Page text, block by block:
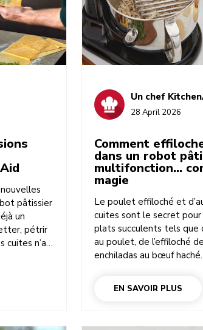
pâtissier
un
pétrir
cuites n’a
pas tout !
de
Un chef
28 April 2026
Comment
dans un robot
multifonction…
magie
Le poulet effiloché et
cuites sont le secret
plats succulents tels que
au poulet, de l’effiloché
enchiladas au bœuf
n’oubliez pas que vous
EN SAVOIR PLUS